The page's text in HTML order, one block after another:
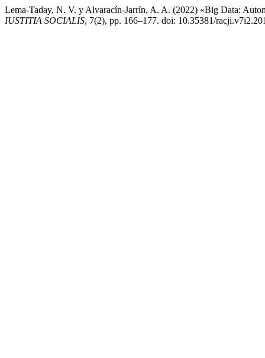
Lema-Taday, N. V. y Alvaracín-Jarrín, A. A. (2022) «Big Data:
IUSTITIA SOCIALIS, 7(2), pp. 166–177. doi: 10.35381/